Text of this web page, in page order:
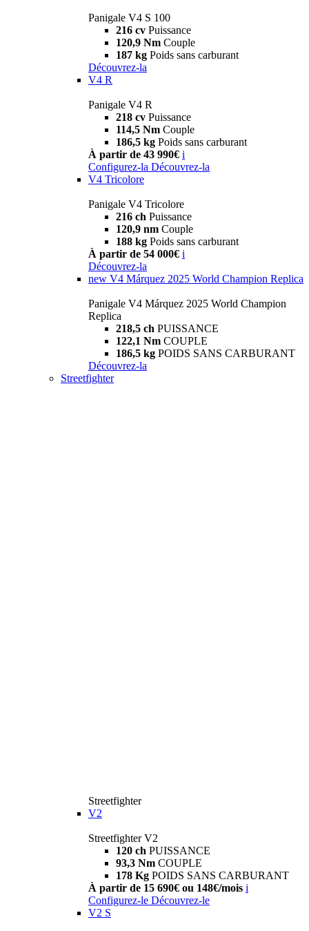
Panigale V4 S 100
216 cv Puissance
120,9 Nm Couple
187 kg Poids sans carburant
Découvrez-la
V4 R
Panigale V4 R
218 cv Puissance
114,5 Nm Couple
186,5 kg Poids sans carburant
À partir de 43 990€ i
Configurez-la Découvrez-la
V4 Tricolore
Panigale V4 Tricolore
216 ch Puissance
120,9 nm Couple
188 kg Poids sans carburant
À partir de 54 000€ i
Découvrez-la
new V4 Márquez 2025 World Champion Replica
Panigale V4 Márquez 2025 World Champion
Replica
218,5 ch PUISSANCE
122,1 Nm COUPLE
186,5 kg POIDS SANS CARBURANT
Découvrez-la
Streetfighter
Streetfighter
V2
Streetfighter V2
120 ch PUISSANCE
93,3 Nm COUPLE
178 Kg POIDS SANS CARBURANT
À partir de 15 690€ ou 148€/mois i
Configurez-le Découvrez-le
V2 S